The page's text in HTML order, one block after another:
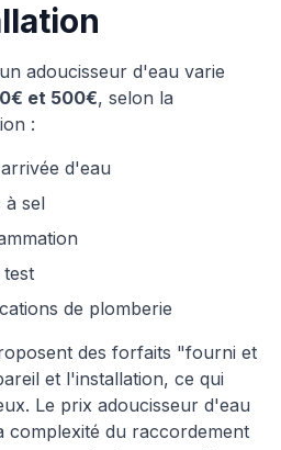
adoucisseur d'eau varie
et 500€, selon la
:
d'eau
à sel
test
de plomberie
des forfaits "fourni et
et l'installation, ce qui
Le prix adoucisseur d'eau
complexité du raccordement